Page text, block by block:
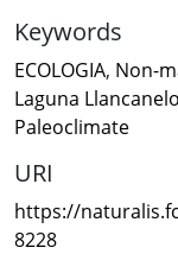
Keywords
ECOLOGIA, Non-
Laguna Llancanelo
Paleoclimate
URI
https://
8228